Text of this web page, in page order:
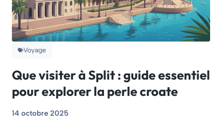
Voyage
Que visiter à Split : guide essentiel
pour explorer la perle croate
14 octobre 2025